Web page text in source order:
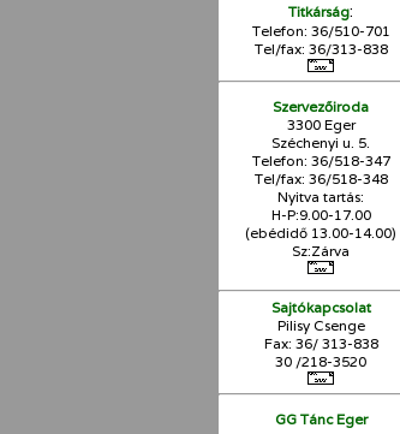
Titkárság:
Telefon: 36/510-701
Tel/fax: 36/313-838
Szervezőiroda
3300 Eger
Széchenyi u. 5.
Telefon: 36/518-347
Tel/fax: 36/518-348
Nyitva tartás:
H-P:9.00-17.00
(ebédidő 13.00-14.00)
Sz:Zárva
Sajtókapcsolat
Pilisy Csenge
Fax: 36/ 313-838
30 /218-3520
GG Tánc Eger